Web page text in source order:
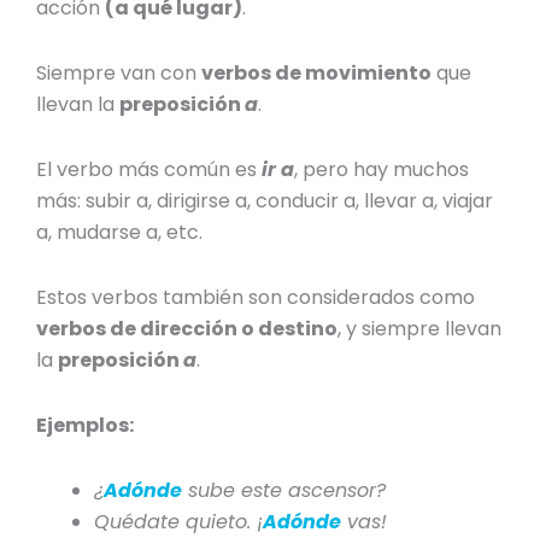
acción (a qué lugar).
Siempre van converbos de movimiento que
llevan la preposicióna.
El verbo más común esir a, pero hay muchos
más: subir a, dirigirse a, conducir a, llevar a, viajar
a, mudarse a, etc.
Estos verbos también son considerados como
verbos de dirección o destino, y siempre llevan
la preposicióna.
Ejemplos:
¿Adónde sube este ascensor?
Quédate quieto. ¡Adónde vas!